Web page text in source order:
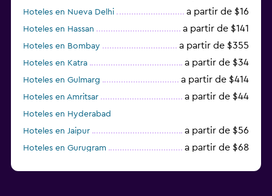
Hoteles en Nueva Delhi a partir de $16
Hoteles en Hassan a partir de $141
Hoteles en Bombay a partir de $355
Hoteles en Katra a partir de $34
Hoteles en Gulmarg a partir de $414
Hoteles en Amritsar a partir de $44
Hoteles en Hyderabad
Hoteles en Jaipur
a partir de $56
Hoteles en Gurugram a partir de $68